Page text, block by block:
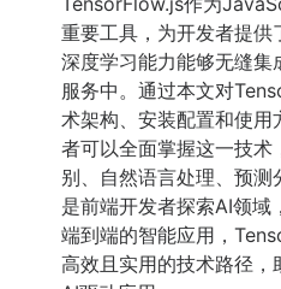
重要工具，为开发者提供
深度学习能力能够无缝
服务中。通过本文对
术架构、安装配置和使用
者可以全面掌握这一技术
别、自然语言处理、预
是前端开发者探索AI领域
端到端的智能应用，
高效且实用的技术路径，